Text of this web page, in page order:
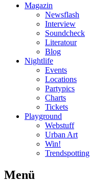
Magazin
Newsflash
Interview
Soundcheck
Literatour
Blog
Nightlife
Events
Locations
Partypics
Charts
Tickets
Playground
Webstuff
Urban Art
Win!
Trendspotting
Menü